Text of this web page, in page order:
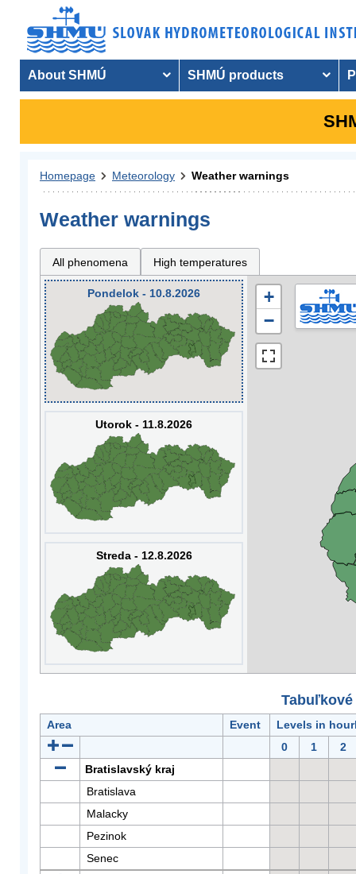
About SHMÚ SHMÚ products
Homepage Meteorology Weather warnings
Weather warnings
All phenomena High temperatures
Pondelok - 10.8.2026
Utorok - 11.8.2026
Streda - 12.8.2026
+
−
Area Event
Levels in
0
1
2
Bratislavský kraj
Bratislava
Malacky
Pezinok
Senec